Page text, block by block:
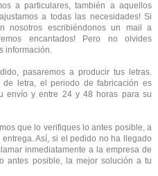
a particulares, también a aquellos
a todas las necesidades! Si
nosotros escribiéndonos un mail a
encantados!Pero no olvides
información.
pasaremos a producir tus letras.
letra, el periodo de fabricación es
envío y entre 24 y 48 horas para su
que lo verifiques lo antes posible, a
Así, si el pedido no ha llegado
inmediatamente a la empresa de
antes posible, la mejor solución a tu